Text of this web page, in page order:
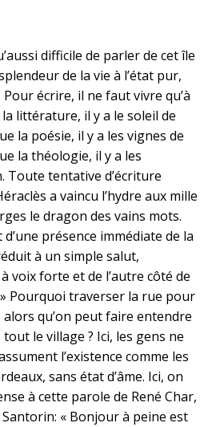
difficile de parler de cet île
de la vie à l’état pur,
écrire, il ne faut vivre qu’à
littérature, il y a le soleil de
la poésie, il y a les vignes de
la théologie, il y a les
Toute tentative d’écriture
a vaincu l’hydre aux mille
le dragon des vains mots.
présence immédiate de la
à un simple salut,
voix forte et de l’autre côté de
» Pourquoi traverser la rue pour
qu’on peut faire entendre
le village ? Ici, les gens ne
l’existence comme les
sans état d’âme. Ici, on
à cette parole de René Char,
« Bonjour à peine est